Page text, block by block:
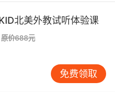
这样就能找到他们了
this, given it some
up with this.
思考了一下 然后他们就
北美外教试听体验课
原价688元
免费领取